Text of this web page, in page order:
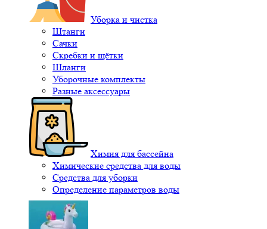
Уборка и чистка
Штанги
Сачки
Скребки и щётки
Шланги
Уборочные комплекты
Разные аксессуары
Химия для бассейна
Химические средства для воды
Средства для уборки
Определение параметров воды